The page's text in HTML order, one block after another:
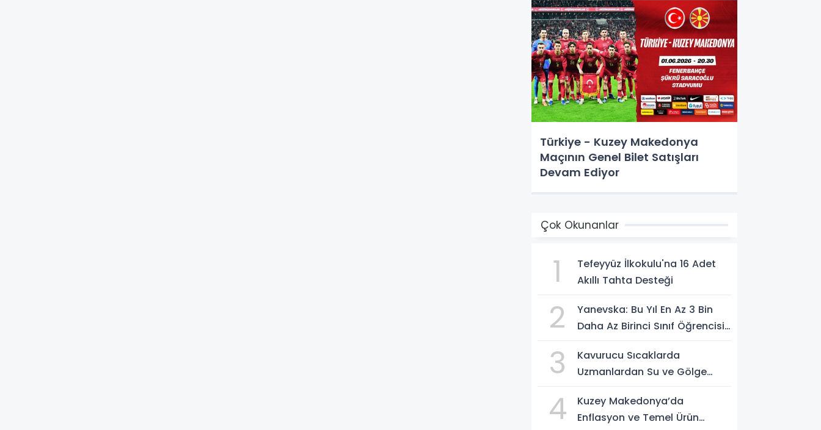
Türkiye - Kuzey Makedonya
Maçının Genel Bilet Satışları
Devam Ediyor
Çok Okunanlar
1
Tefeyyüz İlkokulu'na 16 Adet
Akıllı Tahta Desteği
2
Yanevska: Bu Yıl En Az 3 Bin
Daha Az Birinci Sınıf Öğrencisi
3
Kavurucu Sıcaklarda
Uzmanlardan Su ve Gölge
4
Kuzey Makedonya’da
Enflasyon ve Temel Ürün